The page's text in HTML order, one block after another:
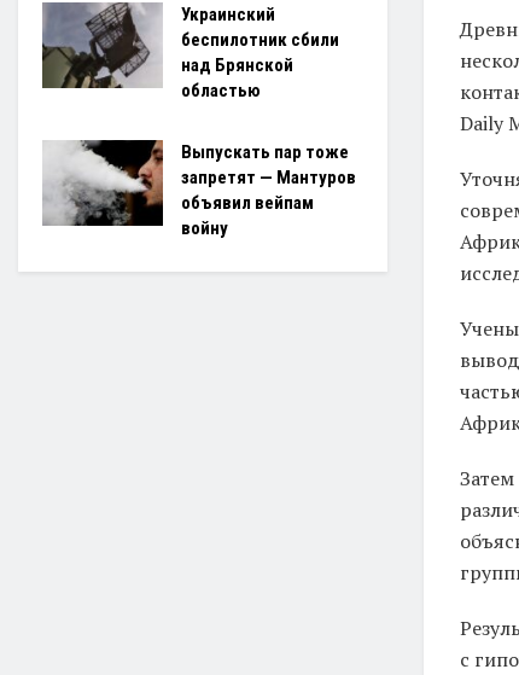
Daily
с
Украинский
беспилотник сбили
над Брянской
областью
Выпускать пар тоже
запретят — Мантуров
объявил вейпам
войну